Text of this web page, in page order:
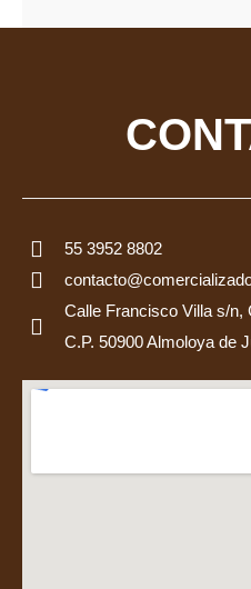
55 3952 8802
Calle Francisco Villa s/n,
C.P. 50900 Almoloya de